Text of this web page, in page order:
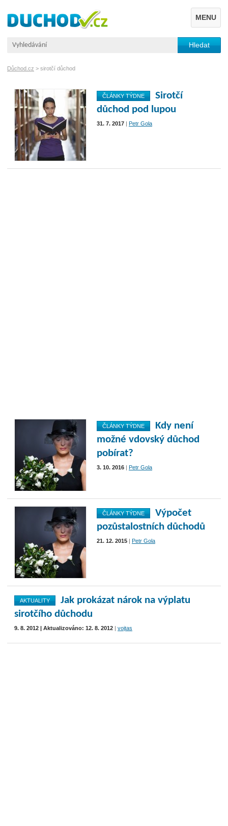
MENU
Důchod.cz > sirotčí důchod
ČLÁNKY TÝDNE
Sirotčí
důchod pod lupou
31. 7. 2017 Petr Gola
ČLÁNKY TÝDNE
Kdy není
možné vdovský důchod
pobírat?
3. 10. 2016 Petr Gola
ČLÁNKY TÝDNE
Výpočet
pozůstalostních důchodů
21. 12. 2015 Petr Gola
AKTUALITY
Jak prokázat nárok na výplatu
sirotčího důchodu
9. 8. 2012 | Aktualizováno: 12. 8. 2012 vojtas